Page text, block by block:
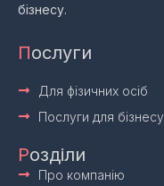
бізнесу.
Послуги
Для фізичних осіб
Послуги для бізнесу
Розділи
Про компанію